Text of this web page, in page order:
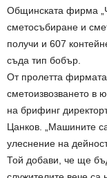
Общинската фирма
сметосъбиране и
получи и 607
съда тип бобър.
От пролетта
сметоизвозването в
на брифинг
Цанков. „Машините
улеснение на
Той добави, че ще